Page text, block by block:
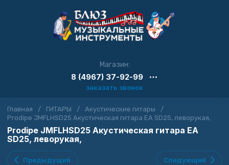
Магазин:
8 (4967) 37-92-99
заказать звонок
Главная / ГИТАРЫ / Акустические гитары
/
Prodipe JMFLHSD25 Акустическая гитара EA SD25, леворукая,
Prodipe JMFLHSD25 Акустическая гитара EA
SD25, леворукая,
Предыдущий Следующий